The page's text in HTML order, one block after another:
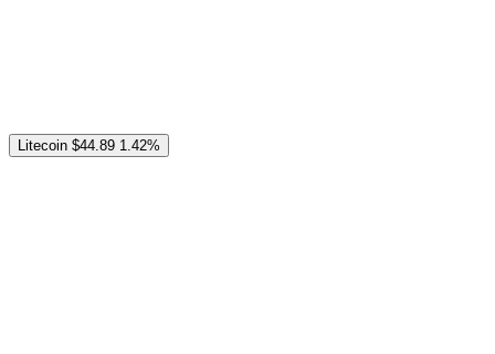
Litecoin $44.89 1.42%